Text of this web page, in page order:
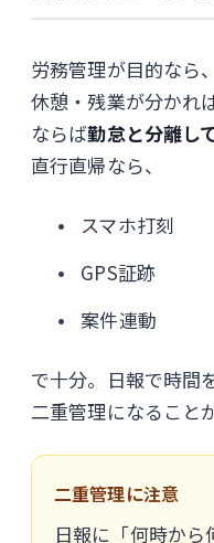
労務管理が目的なら
休憩・残業が分かれ
ならば勤怠と分離し
直行直帰なら、
スマホ打刻
GPS証跡
案件連動
で十分。日報で時間
二重管理になること
二重管理に注意
日報に「何時から